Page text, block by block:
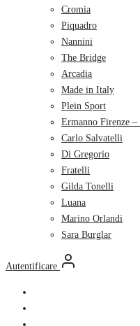
Cromia
Piquadro
Nannini
The Bridge
Arcadia
Made in Italy
Plein Sport
Ermanno Firenze
Carlo Salvatelli
Di Gregorio
Fratelli
Gilda Tonelli
Luana
Marino Orlandi
Sara Burglar
Autentificare